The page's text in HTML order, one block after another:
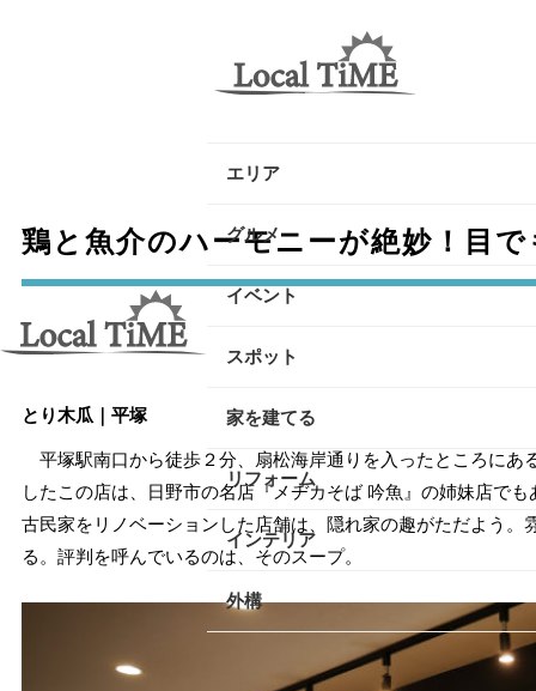
エリア
逗子・葉山・三浦エリア
鎌倉・大船エリア
平塚エリア
大磯・二宮エリア
小田原エリア
南足柄・開成・山北エリア
真鶴・湯河原エリア
グルメ
イベント
スポット
家を建てる
リフォーム
インテリア
外構
鶏と魚介のハーモニーが絶妙！目
とり木瓜｜平塚
平塚駅南口から徒歩２分、扇松海岸通りを入ったところにあ
したこの店は、日野市の名店『メヂカそば 吟魚』の姉妹店でも
古民家をリノベーションした店舗は、隠れ家の趣がただよう
る。評判を呼んでいるのは、そのスープ。